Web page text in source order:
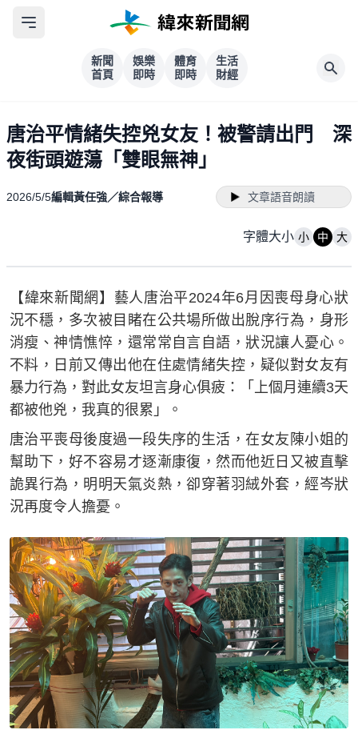
新聞
首頁
娛樂
即時
體育
即時
生活
財經
唐治平情緒失控兇女友！被警請出門 深
夜街頭遊蕩「雙眼無神」
2026/5/5編輯黃任強／綜合報導 文章語音朗讀
字體大小 小 中 大
【緯來新聞網】藝人唐治平2024年6月因喪母身心狀
況不穩，多次被目睹在公共場所做出脫序行為，身形
消瘦、神情憔悴，還常常自言自語，狀況讓人憂心。
不料，日前又傳出他在住處情緒失控，疑似對女友有
暴力行為，對此女友坦言身心俱疲：「上個月連續3天
都被他兇，我真的很累」。
唐治平喪母後度過一段失序的生活，在女友陳小姐的
幫助下，好不容易才逐漸康復，然而他近日又被直擊
詭異行為，明明天氣炎熱，卻穿著羽絨外套，經岑狀
況再度令人擔憂。